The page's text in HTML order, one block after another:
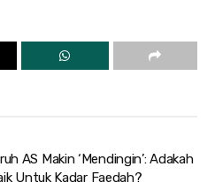
AS Makin ‘Mendingin’: Adakah
Untuk Kadar Faedah?